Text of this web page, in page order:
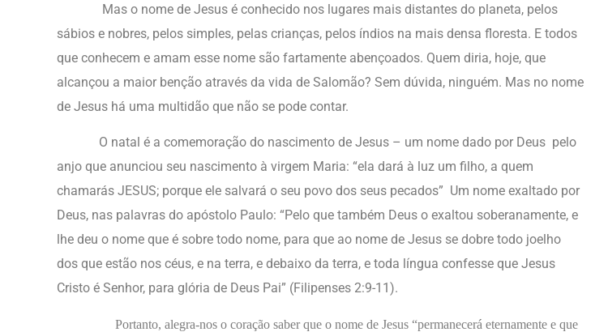
Mas o nome de Jesus é conhecido nos lugares mais distantes do planeta, pelos
sábios e nobres, pelos simples, pelas crianças, pelos índios na mais densa floresta. E todos
que conhecem e amam esse nome são fartamente abençoados. Quem diria, hoje, que
alcançou a maior benção através da vida de Salomão? Sem dúvida, ninguém. Mas no nome
de Jesus há uma multidão que não se pode contar.
O natal é a comemoração do nascimento de Jesus – um nome dado por Deus pelo
anjo que anunciou seu nascimento à virgem Maria: “ela dará à luz um filho, a quem
chamarás JESUS; porque ele salvará o seu povo dos seus pecados” Um nome exaltado por
Deus, nas palavras do apóstolo Paulo: “Pelo que também Deus o exaltou soberanamente, e
lhe deu o nome que é sobre todo nome, para que ao nome de Jesus se dobre todo joelho
dos que estão nos céus, e na terra, e debaixo da terra, e toda língua confesse que Jesus
Cristo é Senhor, para glória de Deus Pai” (Filipenses 2:9-11).
Portanto, alegra-nos o coração saber que o nome de Jesus “permanecerá eternamente e que